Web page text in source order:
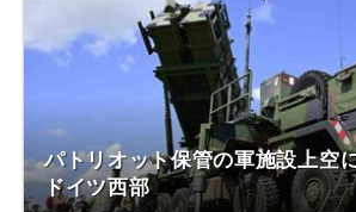
パトリオット保管の軍施設上空
ドイツ西部